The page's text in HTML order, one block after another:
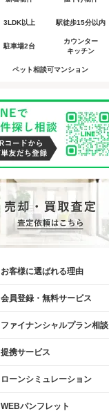
3LDK以上 駅徒歩15分以内
駐車場2台
カウンター
キッチン
ペット相談可マンション
お客様に選ばれる理由
会員登録・無料サービス
ファイナンシャルプラン相談
提携サービス
ローンシミュレーション
WEBパンフレット